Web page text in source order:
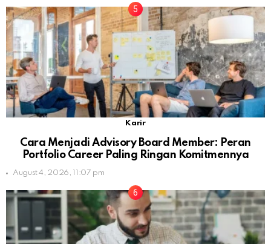
Karir
Cara Menjadi Advisory Board Member: Peran
Portfolio Career Paling Ringan Komitmennya
August 4, 2026, 11:07 pm